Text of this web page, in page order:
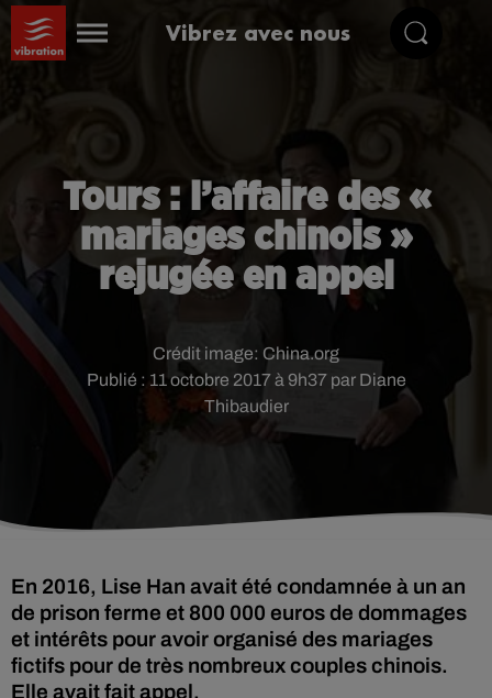
Vibrez avec nous
Tours : l’affaire des «
mariages chinois »
rejugée en appel
Publié : 11 octobre 2017 à 9h37 par Diane
Thibaudier
Crédit image: China.org
En 2016, Lise Han avait été condamnée à un an
de prison ferme et 800 000 euros de dommages
et intérêts pour avoir organisé des mariages
fictifs pour de très nombreux couples chinois.
Elle avait fait appel.